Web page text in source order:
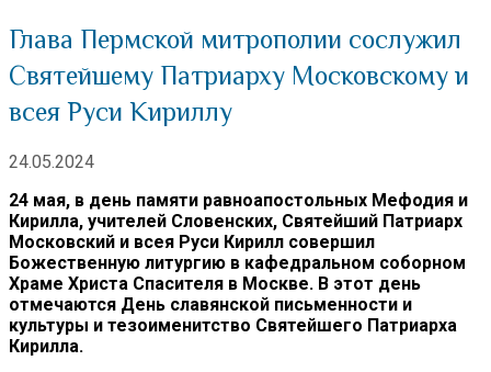
Глава Пермской митрополии сослужил
Святейшему Патриарху Московскому и
всея Руси Кириллу
24.05.2024
24 мая, в день памяти равноапостольных Мефодия и
Кирилла, учителей Словенских, Святейший Патриарх
Московский и всея Руси Кирилл совершил
Божественную литургию в кафедральном соборном
Храме Христа Спасителя в Москве. В этот день
отмечаются День славянской письменности и
культуры и тезоименитство Святейшего Патриарха
Кирилла.